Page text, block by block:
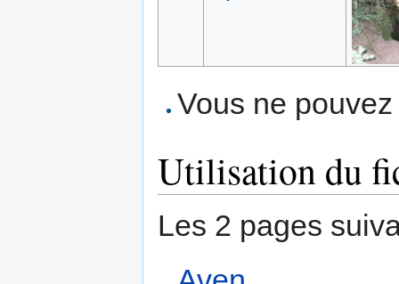
Vous ne
Utilisation du
Les 2 pages